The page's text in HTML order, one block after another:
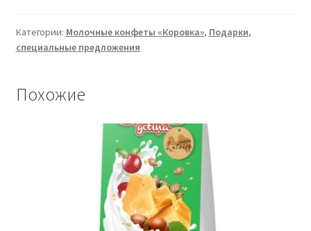
based
candy
black
Категории: Молочные конфеты «Коровка», Подарки,
специальные предложения
Похожие